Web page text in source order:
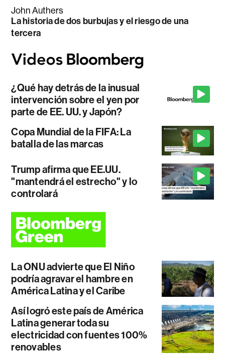
John Authers
La historia de dos burbujas y el riesgo de una
tercera
¿Qué hay detrás de la inusual
intervención sobre el yen por
parte de EE. UU. y Japón?
Copa Mundial de la FIFA: La
batalla de las marcas
Trump afirma que EE.UU.
"mantendrá el estrecho" y lo
controlará
La ONU advierte que El Niño
podría agravar el hambre en
América Latina y el Caribe
Así logró este país de América
Latina generar toda su
electricidad con fuentes 100%
renovables